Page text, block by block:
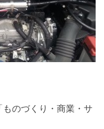
のづくり・商業・サ